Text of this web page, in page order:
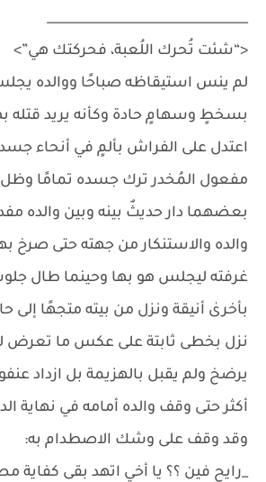
________________________________
<“شئت تُحرك اللُعبة، فحركتك هي”>
لم ينس استيقاظه صباحًا ووالده
بسخطٍ وسهامٍ حادة وكأنه يريد قتله
اعتدل على الفراش بألمٍ في أنحاء
مفعول المُخدر ترك جسده تمامًا
بعضهما دار حديثٌ بينه وبين والده
والده والاستنكار من جهته حتى صرخ
غرفته ليجلس هو بها وحينما طال
بأخرىٰ أنيقة ونزل من بيته متجهًا إلى
نزل بخطى ثابتة على عكس ما تعرض
يرضخ ولم يقبل بالهزيمة بل ازداد
أكثر حتى وقف والده أمامه في نهاية
وقد وقف على وشك الاصطدام به:
_رايح فين ؟؟ يا أخي اتهد بقى كفاية